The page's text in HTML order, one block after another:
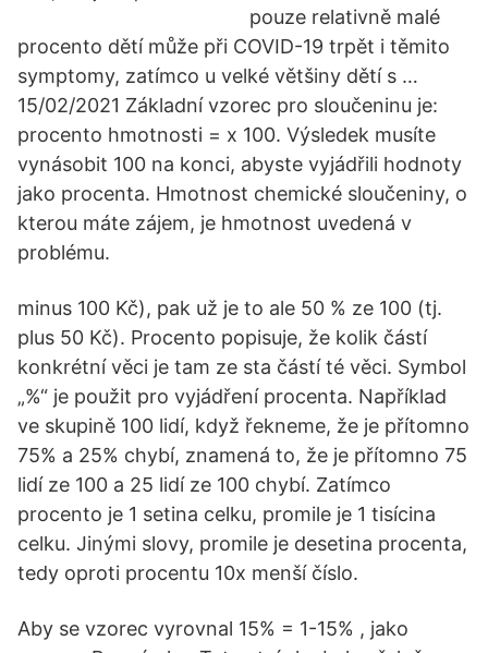
pouze relativně malé
procento dětí může při COVID-19 trpět i těmito
symptomy, zatímco u velké většiny dětí s …
15/02/2021 Základní vzorec pro sloučeninu je:
procento hmotnosti = x 100. Výsledek musíte
vynásobit 100 na konci, abyste vyjádřili hodnoty
jako procenta. Hmotnost chemické sloučeniny, o
kterou máte zájem, je hmotnost uvedená v
problému.
minus 100 Kč), pak už je to ale 50 % ze 100 (tj.
plus 50 Kč). Procento popisuje, že kolik částí
konkrétní věci je tam ze sta částí té věci. Symbol
„%“ je použit pro vyjádření procenta. Například
ve skupině 100 lidí, když řekneme, že je přítomno
75% a 25% chybí, znamená to, že je přítomno 75
lidí ze 100 a 25 lidí ze 100 chybí. Zatímco
procento je 1 setina celku, promile je 1 tisícina
celku. Jinými slovy, promile je desetina procenta,
tedy oproti procentu 10x menší číslo.
Aby se vzorec vyrovnal 15% = 1-15% , jako